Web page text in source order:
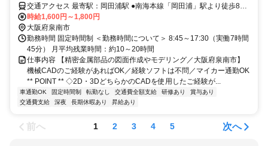
通勤OK
交通アクセス 最寄駅：岡田浦駅 ●南海本線「岡田浦」駅より徒歩8分
●各線「りんくうタウン」駅より車で7分 ＼車・バイク・自転車通勤
OK／
時給1,600円～1,800円
大阪府泉南市
勤務時間 固定時間制 ＜勤務時間について＞ 8:45～17:30（実働7時間
45分） 月平均残業時間：約10～20時間
仕事内容 【精密金属部品の図面作成やモデリング／大阪府泉南市】
機械CADのご経験があればOK／経験ソフトは不問／マイカー通勤OK
** POINT ** ◇2D・3DどちらかのCADを使用したご経験が...
車通勤OK 固定時間制 転勤なし 交通費全額支給 研修あり
賞与あり
交通費支給
深夜 長期休暇あり 昇給あり
前へ 1 2 3 4 5 次へ